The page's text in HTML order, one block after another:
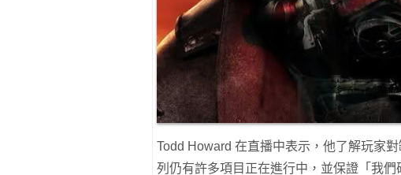
Todd Howard 在直播中表示，他了解玩家
列仍有許多項目正在進行中，並保證「我